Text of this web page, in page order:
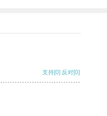
支持[0] 反对[0]